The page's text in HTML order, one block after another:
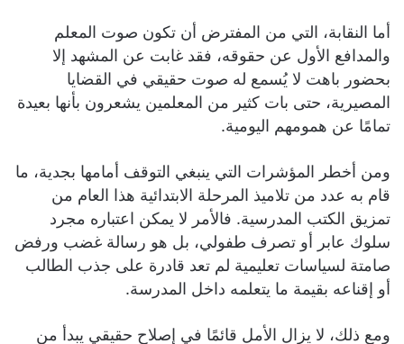
أما النقابة، التي من المفترض أن تكون صوت المعلم
والمدافع الأول عن حقوقه، فقد غابت عن المشهد إلا
بحضور باهت لا يُسمع له صوت حقيقي في القضايا
المصيرية، حتى بات كثير من المعلمين يشعرون بأنها بعيدة
تمامًا عن همومهم اليومية.
ومن أخطر المؤشرات التي ينبغي التوقف أمامها بجدية، ما
قام به عدد من تلاميذ المرحلة الابتدائية هذا العام من
تمزيق الكتب المدرسية. فالأمر لا يمكن اعتباره مجرد
سلوك عابر أو تصرف طفولي، بل هو رسالة غضب ورفض
صامتة لسياسات تعليمية لم تعد قادرة على جذب الطالب
أو إقناعه بقيمة ما يتعلمه داخل المدرسة.
ومع ذلك، لا يزال الأمل قائمًا في إصلاح حقيقي يبدأ من